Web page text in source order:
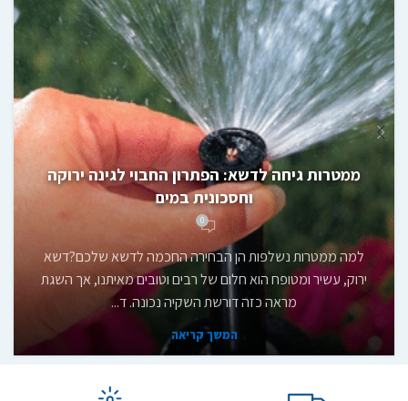
ממטרות גיחה לדשא: הפתרון החבוי לגינה ירוקה
וחסכונית במים
0
למה ממטרות נשלפות הן הבחירה החכמה לדשא שלכם?דשא
ירוק, עשיר ומטופח הוא חלום של רבים וטובים מאיתנו, אך השגת
מראה כזה דורשת השקיה נכונה. ד...
המשך קריאה